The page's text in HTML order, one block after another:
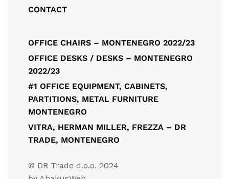
CONTACT
OFFICE CHAIRS – MONTENEGRO 2022/23
OFFICE DESKS / DESKS – MONTENEGRO
2022/23
#1 OFFICE EQUIPMENT, CABINETS,
PARTITIONS, METAL FURNITURE
MONTENEGRO
VITRA, HERMAN MILLER, FREZZA – DR
TRADE, MONTENEGRO
© DR Trade d.o.o. 2024